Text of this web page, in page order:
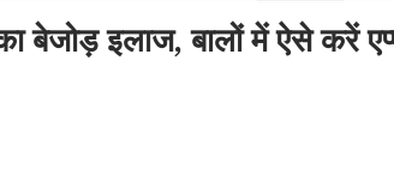
बेजोड़ इलाज, बालों में ऐसे करें